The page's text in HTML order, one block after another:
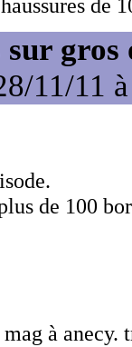
de
sur
11/11
de 100
à anecy.